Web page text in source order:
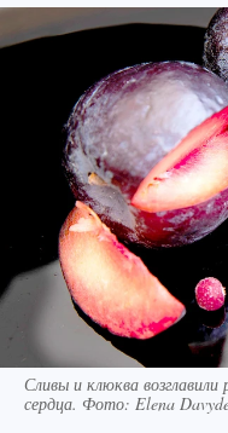
Сливы и клюква
сердца. Фото: Elena